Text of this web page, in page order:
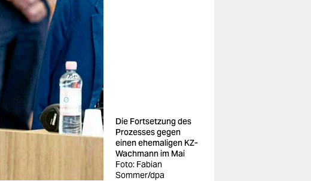
Die Fortsetzung des
Prozesses gegen
einen ehemaligen KZ-
Wachmann im Mai
Foto: Fabian
Sommer/dpa